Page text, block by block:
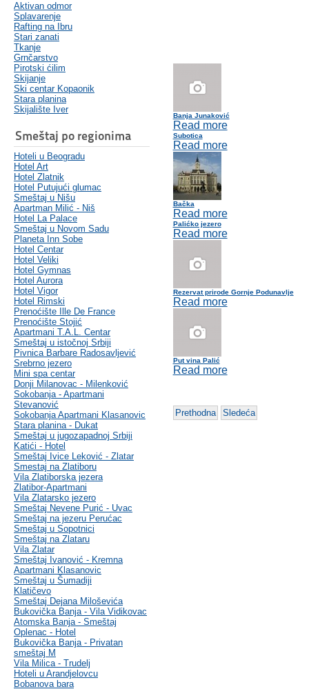
Aktivan odmor
Splavarenje
Rafting na Ibru
Stari zanati
Tkanje
Grnčarstvo
Pirotski ćilim
Skijanje
Ski centar Kopaonik
Stara planina
Skijalište Iver
Smeštaj po regionima
Hoteli u Beogradu
Hotel Art
Hotel Zlatnik
Hotel Putujući glumac
Smeštaj u Nišu
Apartman Milić - Niš
Hotel La Palace
Smeštaj u Novom Sadu
Planeta Inn Sobe
Hotel Centar
Hotel Veliki
Hotel Gymnas
Hotel Aurora
Hotel Vigor
Hotel Rimski
Prenoćište Ille De France
Prenoćište Stojić
Apartmani T.A.L. Centar
Smeštaj u istočnoj Srbiji
Pivnica Barbare Radosavljević
Srebrno jezero
Mini spa centar
Donji Milanovac - Milenković
Sokobanja - Apartmani
Stevanović
Sokobanja Apartmani Klasanovic
Stara planina - Dukat
Smeštaj u jugozapadnoj Srbiji
Katići - Hotel
Smeštaj Ivice Leković - Zlatar
Smestaj na Zlatiboru
Vila Zlatiborska jezera
Zlatibor-Apartmani
Vila Zlatarsko jezero
Smeštaj Nevene Purić - Uvac
Smeštaj na jezeru Perućac
Smeštaj u Sopotnici
Smeštaj na Zlataru
Vila Zlatar
Smeštaj Ivanović - Kremna
Apartmani Klasanovic
Smeštaj u Šumadiji
Klatičevo
Smeštaj Dejana Miloševića
Bukovička Banja - Vila Vidikovac
Atomska Banja - Smeštaj
Oplenac - Hotel
Bukovička Banja - Privatan
smeštaj M
Vila Milica - Trudelj
Hoteli u Arandjelovcu
Bobanova bara
Banja Junaković
Read more
Subotica
Read more
Bačka
Read more
Palićko jezero
Read more
Rezervat prirode Gornje Podunavlje
Read more
Put vina Palić
Read more
Prethodna Sledeća